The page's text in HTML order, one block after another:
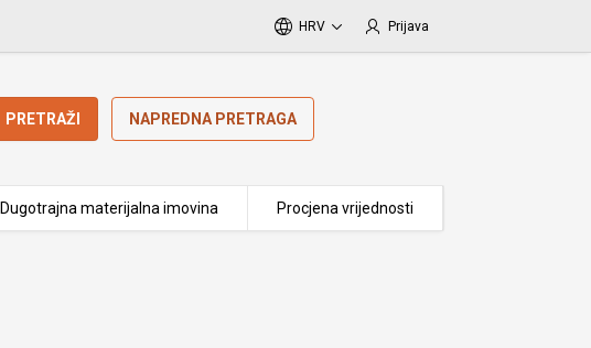
HRV Prijava
PRETRAŽI NAPREDNA PRETRAGA
Dugotrajna materijalna imovina Procjena vrijednosti